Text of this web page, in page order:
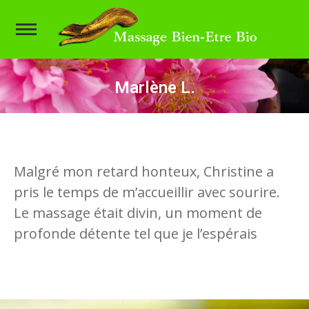
Marlène L.
Vous êtes ici :
Malgré mon retard honteux, Christine a
pris le temps de m’accueillir avec sourire.
Le massage était divin, un moment de
profonde détente tel que je l’espérais